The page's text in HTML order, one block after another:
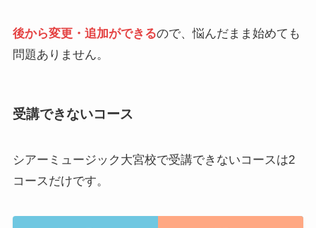
後から変更・追加ができるので、悩んだまま始めても
問題ありません。
受講できないコース
シアーミュージック大宮校で受講できないコースは2
コースだけです。